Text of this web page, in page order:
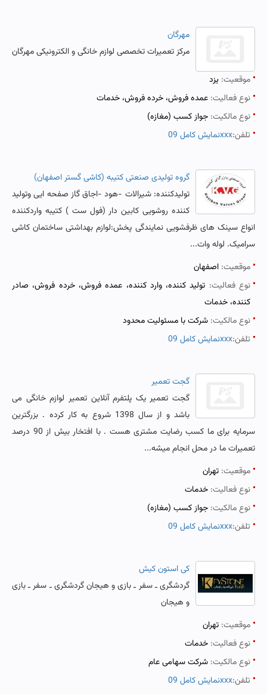
مهرگان
مرکز تعمیرات تخصصی لوازم خانگی و الکترونیکی مهرگان
موقعیت: یزد
نوع فعالیت: عمده فروش، خرده فروش، خدمات
نوع مالکیت: جواز کسب (مغازه)
تلفن:نمایش کامل 09xxx
گروه تولیدی صنعتی کتیبه (کاشی گستر اصفهان)
تولیدکننده: شیرالات -هود -اجاق گاز صفحه ایی وتولید
کننده روشویی کابین دار (فول ست ) کتیبه واردکننده
انواع سینک های ظرفشویی نمایندگی پخش:لوازم بهداشتی ساختمان کاشی
سرامیک. لوله وات...
موقعیت: اصفهان
نوع فعالیت: تولید کننده، وارد کننده، عمده فروش، خرده فروش، صادر
کننده، خدمات
نوع مالکیت: شرکت با مسئولیت محدود
تلفن:نمایش کامل 09xxx
گجت تعمیر
گجت تعمیر یک پلتفرم آنلاین تعمیر لوازم خانگی می
باشد و از سال 1398 شروع به کار کرده . بزرگترین
سرمایه برای ما کسب رضایت مشتری هست . با افتخار بیش از 90 درصد
تعمیرات ما در محل انجام میشه...
موقعیت: تهران
نوع فعالیت: خدمات
نوع مالکیت: جواز کسب (مغازه)
تلفن:نمایش کامل 09xxx
کی استون کیش
گردشگری ـ سفر ـ بازی و هیجان گردشگری ـ سفر ـ بازی
و هیجان
موقعیت: تهران
نوع فعالیت: خدمات
نوع مالکیت: شرکت سهامی عام
تلفن:نمایش کامل 09xxx